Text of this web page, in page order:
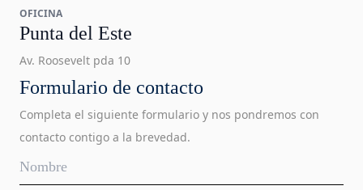
OFICINA
Punta del Este
Av. Roosevelt pda 10
Formulario de contacto
Completa el siguiente formulario y nos pondremos con
contacto contigo a la brevedad.